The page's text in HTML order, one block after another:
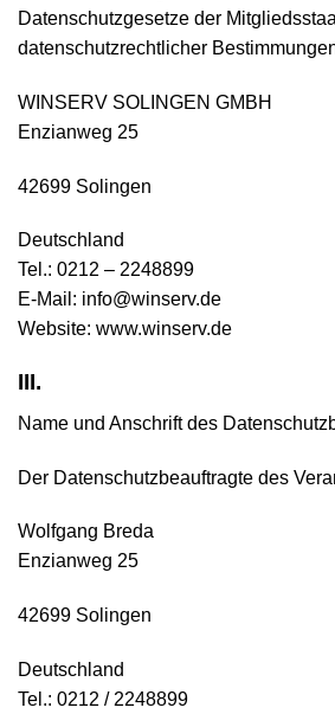
Datenschutzgesetze der
datenschutzrechtlicher
WINSERV SOLINGEN GMBH
Enzianweg 25
42699 Solingen
Deutschland
Tel.: 0212 – 2248899
E-Mail: info@winserv.de
Website: www.winserv.de
III.
Name und Anschrift des
Der Datenschutzbeauftragte des
Wolfgang Breda
Enzianweg 25
42699 Solingen
Deutschland
Tel.: 0212 / 2248899